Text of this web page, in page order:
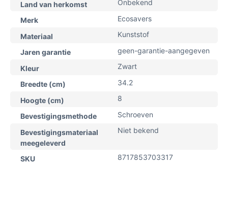
Land van herkomst Onbekend
Merk Ecosavers
Materiaal Kunststof
Jaren garantie geen-garantie-aangegeven
Kleur Zwart
Breedte (cm) 34.2
Hoogte (cm) 8
Bevestigingsmethode Schroeven
Bevestigingsmateriaal
meegeleverd
Niet bekend
SKU 8717853703317